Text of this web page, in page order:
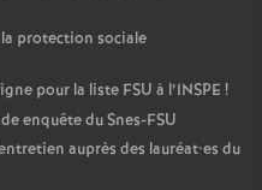
protection sociale
pour la liste FSU à l’INSPE !
enquête du Snes-FSU
auprès des lauréat•es du